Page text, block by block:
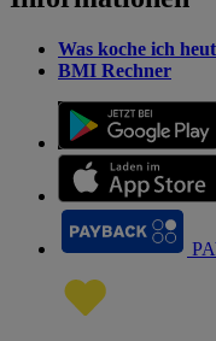
Was koche ich
BMI Rechner